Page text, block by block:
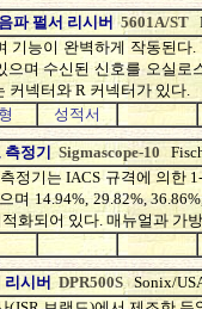
파 펄서 리시버5601A/ST
능이 완벽하게 작동된다.
으며 수신된 신호를 오실로
커넥터와 R 커넥터가 있다.
성적서
정기 Sigmascope-10
정기는 IACS 규격에 의한
며 14.94%, 29.82%,
화되어 있다. 매뉴얼과 가
시버 DPR500S Sonix/